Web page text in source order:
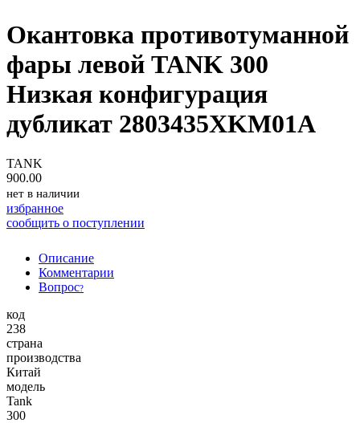
Окантовка противотуманной
фары левой TANK 300
Низкая конфигурация
дубликат 2803435XKM01A
TANK
900.00
нет в наличии
избранное
сообщить о поступлении
Описание
Комментарии
Вопрос?
код
238
страна
производства
Китай
модель
Tank
300